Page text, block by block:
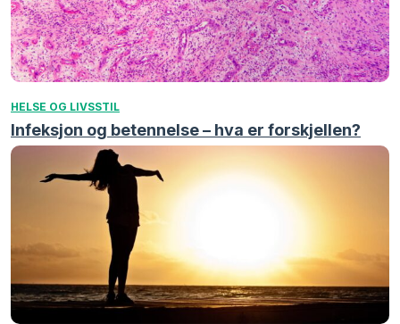
HELSE OG LIVSSTIL
Infeksjon og betennelse – hva er forskjellen?